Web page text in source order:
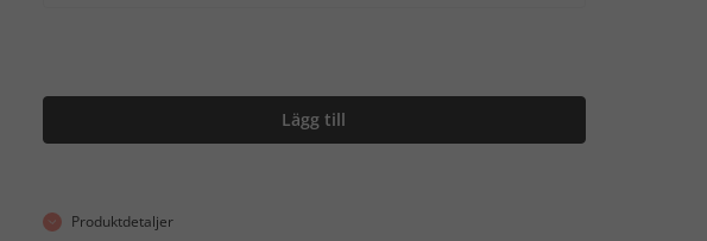
Lägg till
Produktdetaljer